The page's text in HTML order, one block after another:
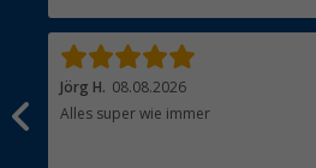
Jörg H. 08.08.2026
Alles super wie immer